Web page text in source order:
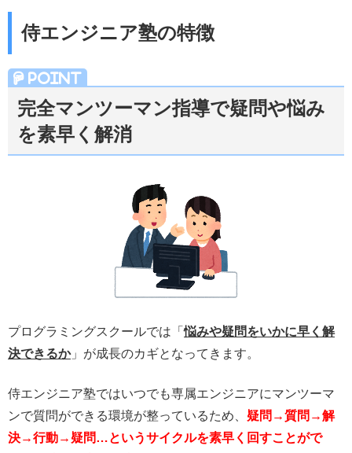
侍エンジニア塾の特徴
完全マンツーマン指導で疑問や悩み
を素早く解消
プログラミングスクールでは「悩みや疑問をいかに早く解
決できるか」が成長のカギとなってきます。
侍エンジニア塾ではいつでも専属エンジニアにマンツーマ
ンで質問ができる環境が整っているため、 疑問→質問→解
決→行動→疑問…というサイクルを素早く回すことがで